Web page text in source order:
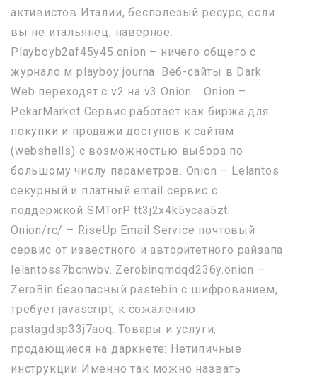
активистов Италии, бесполезый ресурс, если
вы не итальянец, наверное.
Playboyb2af45y45.onion – ничего общего с
журнало м playboy journa. Веб-сайты в Dark
Web переходят с v2 на v3 Onion. . Onion –
PekarMarket Сервис работает как биржа для
покупки и продажи доступов к сайтам
(webshells) с возможностью выбора по
большому числу параметров. Onion – Lelantos
секурный и платный email сервис с
поддержкой SMTorP tt3j2x4k5ycaa5zt.
Onion/rc/ – RiseUp Email Service почтовый
сервис от известного и авторитетного райзапа
lelantoss7bcnwbv. Zerobinqmdqd236y.onion –
ZeroBin безопасный pastebin с шифрованием,
требует javascript, к сожалению
pastagdsp33j7aoq. Товары и услуги,
продающиеся на даркнете: Нетипичные
инструкции Именно так можно назвать